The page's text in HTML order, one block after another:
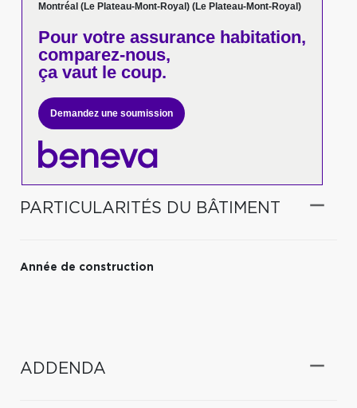
Montréal (Le Plateau-Mont-Royal) (Le Plateau-Mont-Royal)
Pour votreassurance habitation,
comparez-nous,
ça vaut le coup.
Demandez une soumission
PARTICULARITÉS DU BÂTIMENT
Année de construction
ADDENDA